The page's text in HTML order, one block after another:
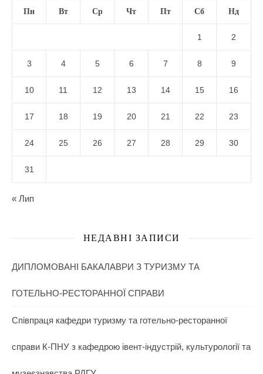
Пн Вт Ср Чт Пт Сб Нд
1 2
3 4 5 6 7 8 9
10 11 12 13 14 15 16
17 18 19 20 21 22 23
24 25 26 27 28 29 30
31
« Лип
НЕДАВНІ ЗАПИСИ
ДИПЛОМОВАНІ БАКАЛАВРИ З ТУРИЗМУ ТА
ГОТЕЛЬНО-РЕСТОРАННОЇ СПРАВИ
Співпраця кафедри туризму та готельно-ресторанної
справи К-ПНУ з кафедрою івент-індустрій, культурології та